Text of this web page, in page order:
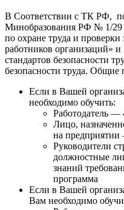
В Соответствии с ТК РФ,
Минобразования РФ № 1/29
по охране труда и
работников организаций»
стандартов безопасности
безопасности труда. Общие
Если в Вашей
необходимо обучить:
Работодатель —
Лицо,
на предприятии
Руководители
должностные
знаний
программа
Если в Вашей
Вам необходимо